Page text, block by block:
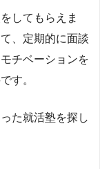
してもらえま
、定期的に面談
チベーションを
す。
た就活塾を探し